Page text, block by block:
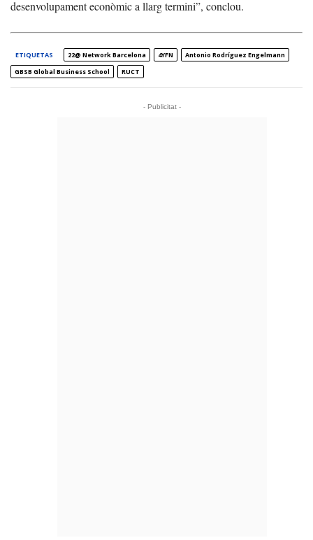
desenvolupament econòmic a llarg termini”, conclou.
ETIQUETAS 22@ Network Barcelona 4YFN
Antonio Rodríguez Engelmann
GBSB Global Business School
RUCT
- Publicitat -